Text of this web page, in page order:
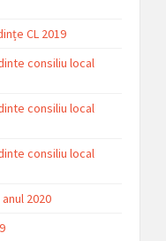
CL 2019
consiliu local
consiliu local
consiliu local
2020